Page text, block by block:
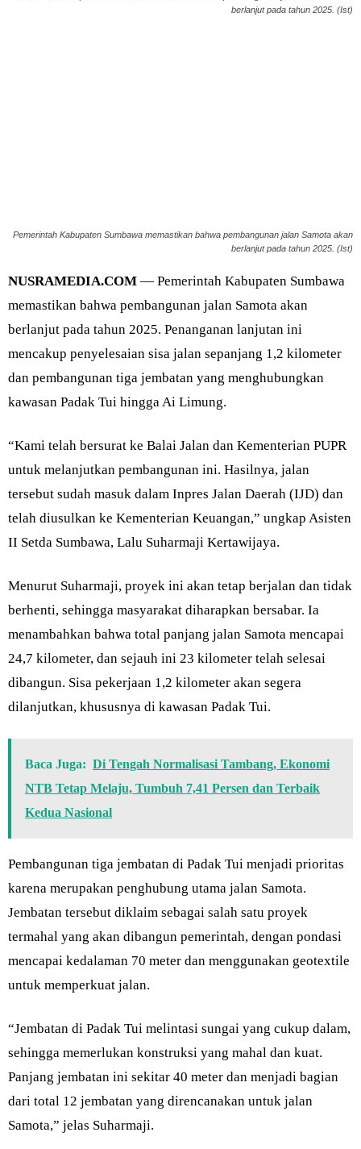
berlanjut pada tahun 2025. (Ist)
Pemerintah Kabupaten Sumbawa memastikan bahwa pembangunan jalan Samota akan
berlanjut pada tahun 2025. (Ist)
NUSRAMEDIA.COM — Pemerintah Kabupaten Sumbawa
memastikan bahwa pembangunan jalan Samota akan
berlanjut pada tahun 2025. Penanganan lanjutan ini
mencakup penyelesaian sisa jalan sepanjang 1,2 kilometer
dan pembangunan tiga jembatan yang menghubungkan
kawasan Padak Tui hingga Ai Limung.
“Kami telah bersurat ke Balai Jalan dan Kementerian PUPR
untuk melanjutkan pembangunan ini. Hasilnya, jalan
tersebut sudah masuk dalam Inpres Jalan Daerah (IJD) dan
telah diusulkan ke Kementerian Keuangan,” ungkap Asisten
II Setda Sumbawa, Lalu Suharmaji Kertawijaya.
Menurut Suharmaji, proyek ini akan tetap berjalan dan tidak
berhenti, sehingga masyarakat diharapkan bersabar. Ia
menambahkan bahwa total panjang jalan Samota mencapai
24,7 kilometer, dan sejauh ini 23 kilometer telah selesai
dibangun. Sisa pekerjaan 1,2 kilometer akan segera
dilanjutkan, khususnya di kawasan Padak Tui.
Baca Juga: Di Tengah Normalisasi Tambang, Ekonomi
NTB Tetap Melaju, Tumbuh 7,41 Persen dan Terbaik
Kedua Nasional
Pembangunan tiga jembatan di Padak Tui menjadi prioritas
karena merupakan penghubung utama jalan Samota.
Jembatan tersebut diklaim sebagai salah satu proyek
termahal yang akan dibangun pemerintah, dengan pondasi
mencapai kedalaman 70 meter dan menggunakan geotextile
untuk memperkuat jalan.
“Jembatan di Padak Tui melintasi sungai yang cukup dalam,
sehingga memerlukan konstruksi yang mahal dan kuat.
Panjang jembatan ini sekitar 40 meter dan menjadi bagian
dari total 12 jembatan yang direncanakan untuk jalan
Samota,” jelas Suharmaji.